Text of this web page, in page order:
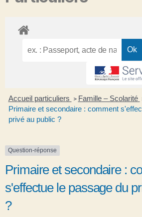
Accueil particuliers > Famille – Scolarité
Primaire et secondaire : comment
privé au public ?
Question-réponse
Primaire et secondaire :
s'effectue le passage du
?